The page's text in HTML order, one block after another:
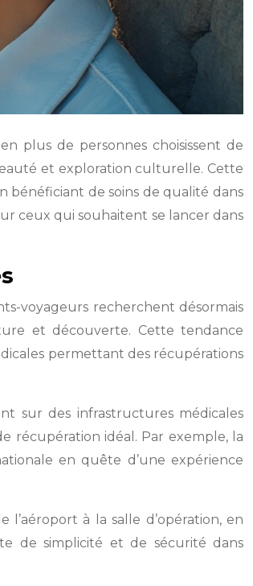
plus de personnes choisissent de
et exploration culturelle. Cette
bénéficiant de soins de qualité dans
ceux qui souhaitent se lancer dans
voyageurs recherchent désormais
et découverte. Cette tendance
permettant des récupérations
sur des infrastructures médicales
récupération idéal. Par exemple, la
en quête d’une expérience
à la salle d’opération, en
de simplicité et de sécurité dans